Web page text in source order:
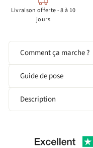
Livraison offerte - 8 à 10
jours
Comment ça marche ?
Guide de pose
Description